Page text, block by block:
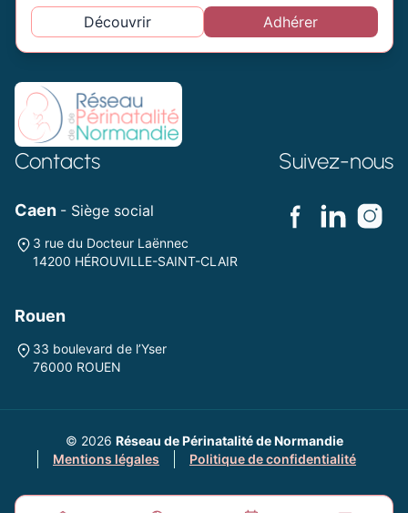
Découvrir Adhérer
Contacts
Caen - Siège social
3 rue du Docteur Laënnec
14200 HÉROUVILLE-SAINT-CLAIR
Rouen
33 boulevard de l’Yser
76000 ROUEN
Suivez-nous
© 2026 Réseau de Périnatalité de Normandie
Mentions légales
Politique de confidentialité